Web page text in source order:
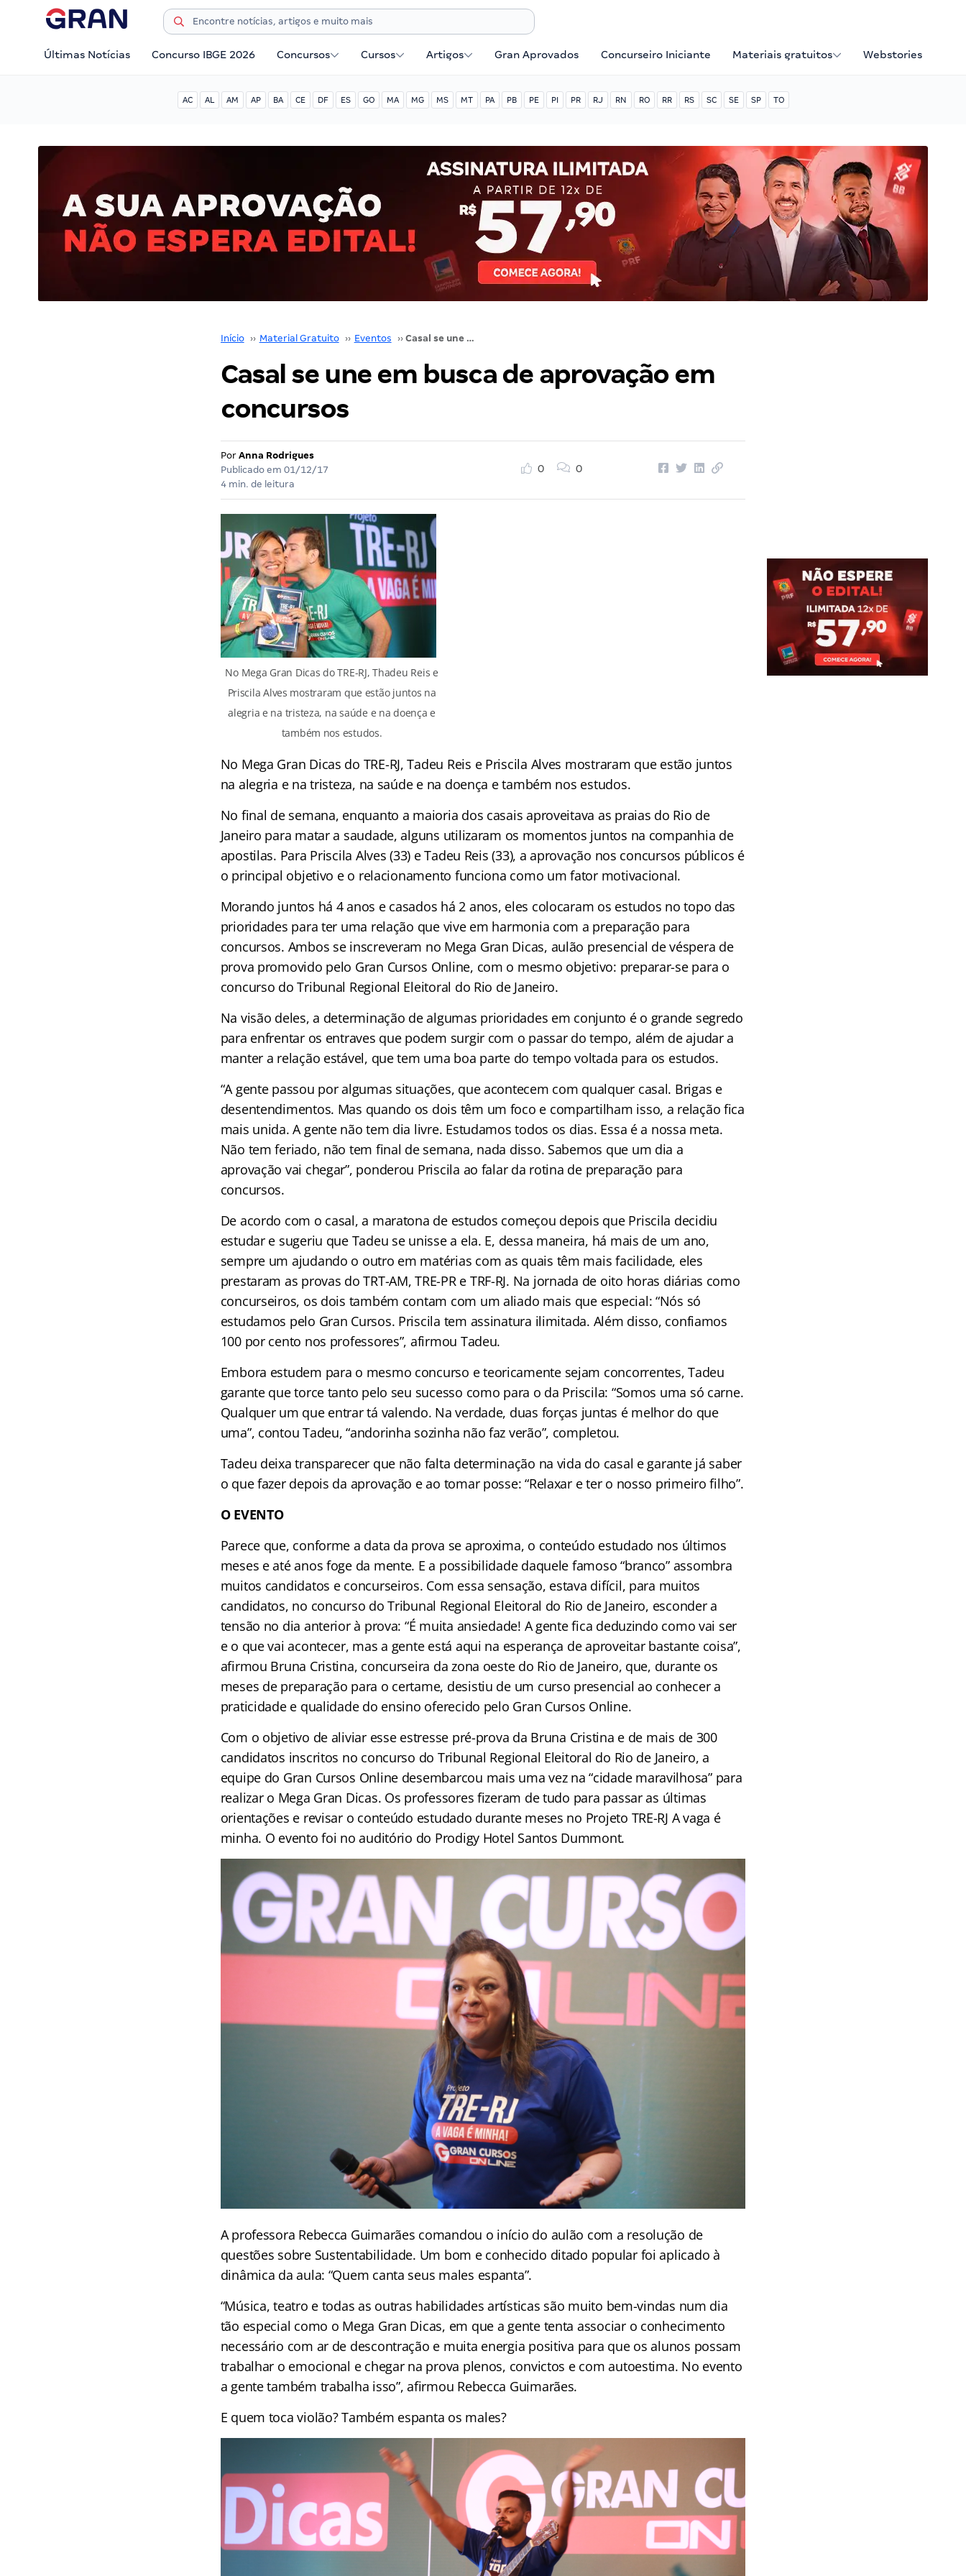
Últimas Notícias Concurso IBGE 2026 Concursos Cursos Artigos Gran Aprovados Concurseiro Iniciante Materiais gratuitos Webstories
AC AL AM AP BA CE DF ES GO MA MG MS MT PA PB PE PI PR RJ RN RO RR RS SC SE SP TO
Início ›› Material Gratuito ›› Eventos ›› Casal se une em busca de aprovação em concursos
Casal se une em busca de aprovação em
concursos
Por Anna Rodrigues
Publicado em 01/12/17
4 min. de leitura
0 0
No Mega Gran Dicas do TRE-RJ, Thadeu Reis e
Priscila Alves mostraram que estão juntos na
alegria e na tristeza, na saúde e na doença e
também nos estudos.
No Mega Gran Dicas do TRE-RJ, Tadeu Reis e Priscila Alves mostraram que estão juntos
na alegria e na tristeza, na saúde e na doença e também nos estudos.
No final de semana, enquanto a maioria dos casais aproveitava as praias do Rio de
Janeiro para matar a saudade, alguns utilizaram os momentos juntos na companhia de
apostilas. Para Priscila Alves (33) e Tadeu Reis (33), a aprovação nos concursos públicos é
o principal objetivo e o relacionamento funciona como um fator motivacional.
Morando juntos há 4 anos e casados há 2 anos, eles colocaram os estudos no topo das
prioridades para ter uma relação que vive em harmonia com a preparação para
concursos. Ambos se inscreveram no Mega Gran Dicas, aulão presencial de véspera de
prova promovido pelo Gran Cursos Online, com o mesmo objetivo: preparar-se para o
concurso do Tribunal Regional Eleitoral do Rio de Janeiro.
Na visão deles, a determinação de algumas prioridades em conjunto é o grande segredo
para enfrentar os entraves que podem surgir com o passar do tempo, além de ajudar a
manter a relação estável, que tem uma boa parte do tempo voltada para os estudos.
“A gente passou por algumas situações, que acontecem com qualquer casal. Brigas e
desentendimentos. Mas quando os dois têm um foco e compartilham isso, a relação fica
mais unida. A gente não tem dia livre. Estudamos todos os dias. Essa é a nossa meta.
Não tem feriado, não tem final de semana, nada disso. Sabemos que um dia a
aprovação vai chegar”, ponderou Priscila ao falar da rotina de preparação para
concursos.
De acordo com o casal, a maratona de estudos começou depois que Priscila decidiu
estudar e sugeriu que Tadeu se unisse a ela. E, dessa maneira, há mais de um ano,
sempre um ajudando o outro em matérias com as quais têm mais facilidade, eles
prestaram as provas do TRT-AM, TRE-PR e TRF-RJ. Na jornada de oito horas diárias como
concurseiros, os dois também contam com um aliado mais que especial: “Nós só
estudamos pelo Gran Cursos. Priscila tem assinatura ilimitada. Além disso, confiamos
100 por cento nos professores”, afirmou Tadeu.
Embora estudem para o mesmo concurso e teoricamente sejam concorrentes, Tadeu
garante que torce tanto pelo seu sucesso como para o da Priscila: “Somos uma só carne.
Qualquer um que entrar tá valendo. Na verdade, duas forças juntas é melhor do que
uma”, contou Tadeu, “andorinha sozinha não faz verão”, completou.
Tadeu deixa transparecer que não falta determinação na vida do casal e garante já saber
o que fazer depois da aprovação e ao tomar posse: “Relaxar e ter o nosso primeiro filho”.
O EVENTO
Parece que, conforme a data da prova se aproxima, o conteúdo estudado nos últimos
meses e até anos foge da mente. E a possibilidade daquele famoso “branco” assombra
muitos candidatos e concurseiros. Com essa sensação, estava difícil, para muitos
candidatos, no concurso do Tribunal Regional Eleitoral do Rio de Janeiro, esconder a
tensão no dia anterior à prova: “É muita ansiedade! A gente fica deduzindo como vai ser
e o que vai acontecer, mas a gente está aqui na esperança de aproveitar bastante coisa”,
afirmou Bruna Cristina, concurseira da zona oeste do Rio de Janeiro, que, durante os
meses de preparação para o certame, desistiu de um curso presencial ao conhecer a
praticidade e qualidade do ensino oferecido pelo Gran Cursos Online.
Com o objetivo de aliviar esse estresse pré-prova da Bruna Cristina e de mais de 300
candidatos inscritos no concurso do Tribunal Regional Eleitoral do Rio de Janeiro, a
equipe do Gran Cursos Online desembarcou mais uma vez na “cidade maravilhosa” para
realizar o Mega Gran Dicas. Os professores fizeram de tudo para passar as últimas
orientações e revisar o conteúdo estudado durante meses no Projeto TRE-RJ A vaga é
minha. O evento foi no auditório do Prodigy Hotel Santos Dummont.
A professora Rebecca Guimarães comandou o início do aulão com a resolução de
questões sobre Sustentabilidade. Um bom e conhecido ditado popular foi aplicado à
dinâmica da aula: “Quem canta seus males espanta”.
“Música, teatro e todas as outras habilidades artísticas são muito bem-vindas num dia
tão especial como o Mega Gran Dicas, em que a gente tenta associar o conhecimento
necessário com ar de descontração e muita energia positiva para que os alunos possam
trabalhar o emocional e chegar na prova plenos, convictos e com autoestima. No evento
a gente também trabalha isso”, afirmou Rebecca Guimarães.
E quem toca violão? Também espanta os males?